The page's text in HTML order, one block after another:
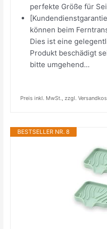
perfekte Größe für
können beim
Dies ist eine
Produkt beschädigt
bitte umgehend...
Preis inkl. MwSt., zzgl.
BESTSELLER NR. 8